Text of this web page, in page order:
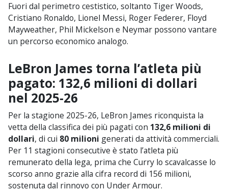
Fuori dal perimetro cestistico, soltanto Tiger Woods,
Cristiano Ronaldo, Lionel Messi, Roger Federer, Floyd
Mayweather, Phil Mickelson e Neymar possono vantare
un percorso economico analogo.
LeBron James torna l’atleta più
pagato: 132,6 milioni di dollari
nel 2025-26
Per la stagione 2025-26, LeBron James riconquista la
vetta della classifica dei più pagati con 132,6 milioni di
dollari, di cui 80 milioni generati da attività commerciali.
Per 11 stagioni consecutive è stato l’atleta più
remunerato della lega, prima che Curry lo scavalcasse lo
scorso anno grazie alla cifra record di 156 milioni,
sostenuta dal rinnovo con Under Armour.